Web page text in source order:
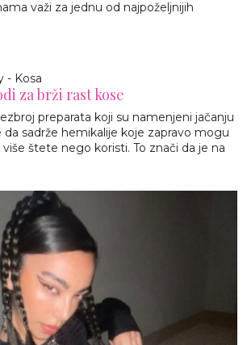
važi za jednu od najpoželjnijih
- Kosa
za brži rast kose
preparata koji su namenjeni jačanju
da sadrže hemikalije koje zapravo mogu
štete nego koristi. To znači da je na